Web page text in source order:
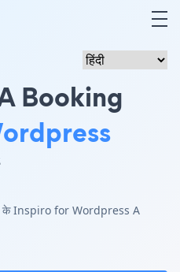
A Booking
के Inspiro for Wordpress A